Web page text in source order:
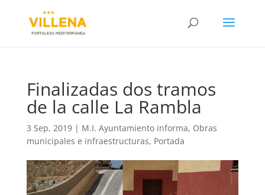
Finalizadas dos tramos
de la calle La Rambla
3 Sep, 2019| M.I. Ayuntamiento informa, Obras
municipales e infraestructuras, Portada